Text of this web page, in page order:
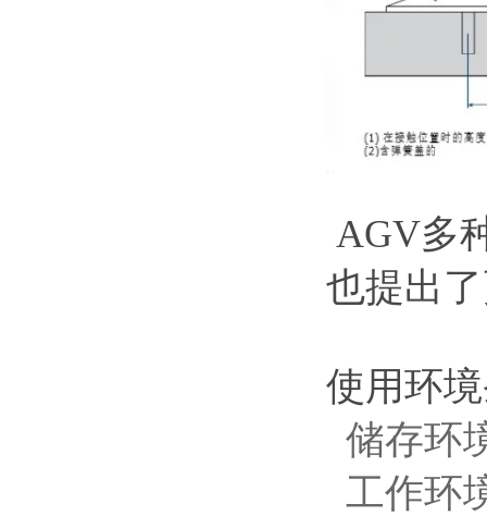
AGV多
也提出
使用环
储存环
工作环